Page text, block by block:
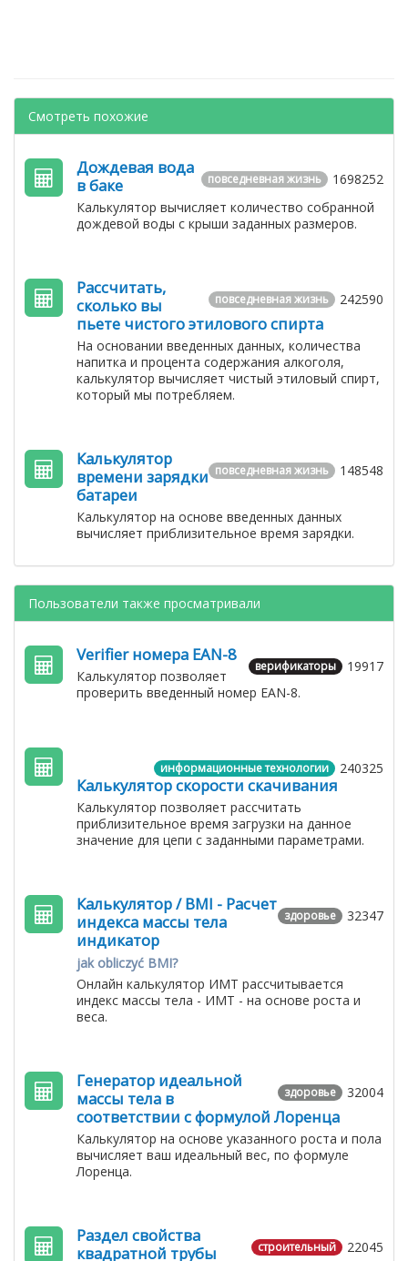
Смотреть похожие
1698252
повседневная жизнь
Дождевая вода
в баке
Калькулятор вычисляет количество собранной
дождевой воды с крыши заданных размеров.
242590
повседневная жизнь
Рассчитать,
сколько вы
пьете чистого этилового спирта
На основании введенных данных, количества
напитка и процента содержания алкоголя,
калькулятор вычисляет чистый этиловый спирт,
который мы потребляем.
148548
повседневная жизнь
Калькулятор
времени зарядки
батареи
Калькулятор на основе введенных данных
вычисляет приблизительное время зарядки.
Пользователи также просматривали
19917
верификаторы
Verifier номера EAN-8
Калькулятор позволяет
проверить введенный номер EAN-8.
240325
информационные технологии
Калькулятор скорости скачивания
Калькулятор позволяет рассчитать
приблизительное время загрузки на данное
значение для цепи с заданными параметрами.
32347
здоровье
Калькулятор / BMI - Расчет
индекса массы тела
индикатор
jak obliczyć BMI?
Онлайн калькулятор ИМТ рассчитывается
индекс массы тела - ИМТ - на основе роста и
веса.
32004
здоровье
Генератор идеальной
массы тела в
соответствии с формулой Лоренца
Калькулятор на основе указанного роста и пола
вычисляет ваш идеальный вес, по формуле
Лоренца.
22045
строительный
Раздел свойства
квадратной трубы